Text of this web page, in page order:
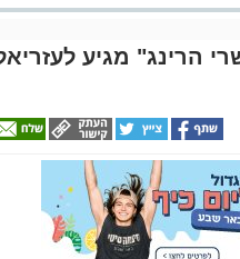
הרינג" מגיע